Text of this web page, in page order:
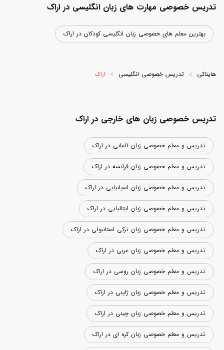
تدریس خصوصی مهارت های زبان انگلیسی در اراک
بهترین معلم های خصوصی زبان انگلیسی کودکان در اراک
هایتاکی تدریس خصوصی انگلیسی اراک
تدریس خصوصی زبان های خارجی در اراک
تدریس و معلم خصوصی زبان آلمانی در اراک
تدریس و معلم خصوصی زبان فرانسه در اراک
تدریس و معلم خصوصی زبان اسپانیایی در اراک
تدریس و معلم خصوصی زبان ایتالیایی در اراک
تدریس و معلم خصوصی زبان ترکی استانبولی در اراک
تدریس و معلم خصوصی زبان عربی در اراک
تدریس و معلم خصوصی زبان روسی در اراک
تدریس و معلم خصوصی زبان ژاپنی در اراک
تدریس و معلم خصوصی زبان چینی در اراک
تدریس و معلم خصوصی زبان کره ای در اراک